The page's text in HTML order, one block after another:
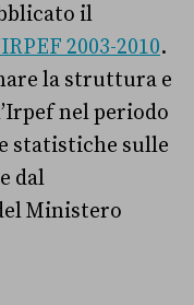
il
2003-2010.
la struttura e
nel periodo
statistiche sulle
dal
Ministero